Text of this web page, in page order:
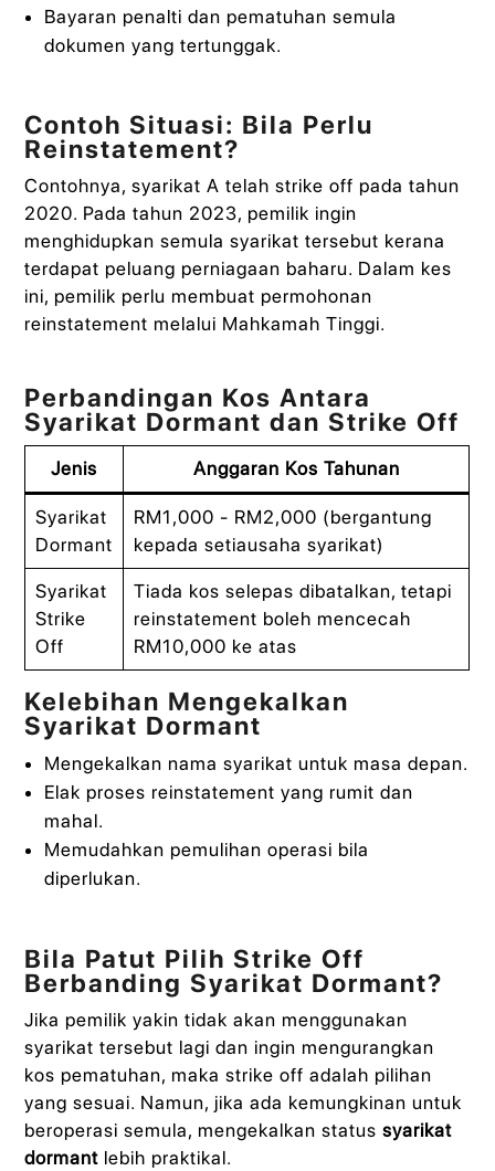
Bayaran penalti dan pematuhan semula
dokumen yang tertunggak.
Contoh Situasi: Bila Perlu
Reinstatement?
Contohnya, syarikat A telah strike off pada tahun
2020. Pada tahun 2023, pemilik ingin
menghidupkan semula syarikat tersebut kerana
terdapat peluang perniagaan baharu. Dalam kes
ini, pemilik perlu membuat permohonan
reinstatement melalui Mahkamah Tinggi.
Perbandingan Kos Antara
Syarikat Dormant dan Strike Off
Jenis Anggaran Kos Tahunan
Syarikat
Dormant
RM1,000 - RM2,000 (bergantung
kepada setiausaha syarikat)
Syarikat
Strike
Off
Tiada kos selepas dibatalkan, tetapi
reinstatement boleh mencecah
RM10,000 ke atas
Kelebihan Mengekalkan
Syarikat Dormant
Mengekalkan nama syarikat untuk masa depan.
Elak proses reinstatement yang rumit dan
mahal.
Memudahkan pemulihan operasi bila
diperlukan.
Bila Patut Pilih Strike Off
Berbanding Syarikat Dormant?
Jika pemilik yakin tidak akan menggunakan
syarikat tersebut lagi dan ingin mengurangkan
kos pematuhan, maka strike off adalah pilihan
yang sesuai. Namun, jika ada kemungkinan untuk
beroperasi semula, mengekalkan statussyarikat
dormant lebih praktikal.